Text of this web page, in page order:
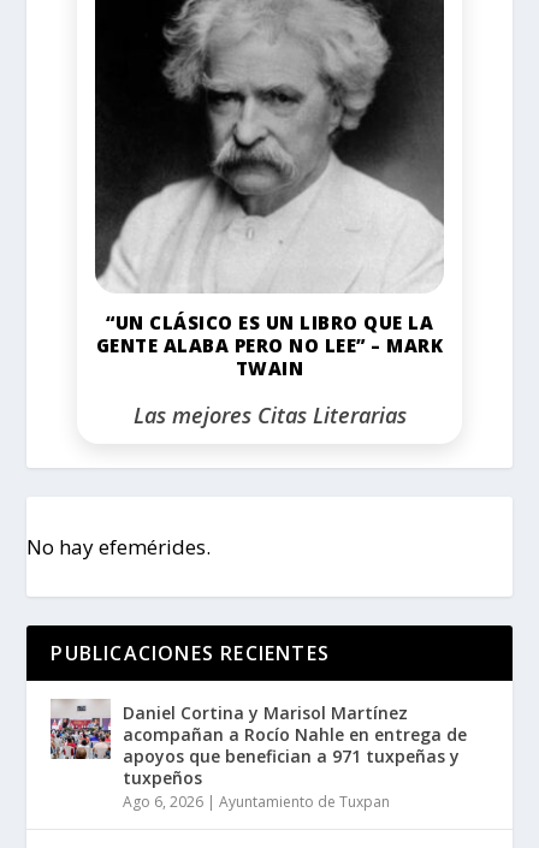
“UN CLÁSICO ES UN LIBRO QUE LA
GENTE ALABA PERO NO LEE” – MARK
TWAIN
Las mejores Citas Literarias
No hay efemérides.
PUBLICACIONES RECIENTES
Daniel Cortina y Marisol Martínez
acompañan a Rocío Nahle en entrega de
apoyos que benefician a 971 tuxpeñas y
tuxpeños
Ago 6, 2026 |Ayuntamiento de Tuxpan